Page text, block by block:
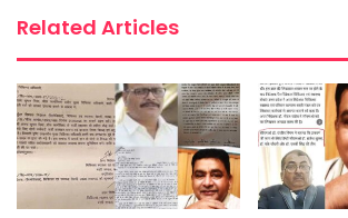
Related Articles